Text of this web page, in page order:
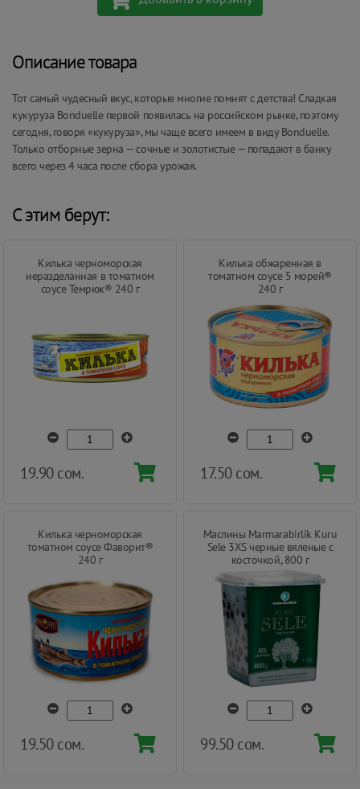
Описание товара
Тот самый чудесный вкус, которые многие помнят с детства! Сладкая
кукуруза Bonduelle первой появилась на российском рынке, поэтому
сегодня, говоря «кукуруза», мы чаще всего имеем в виду Bonduelle.
Только отборные зерна — сочные и золотистые — попадают в банку
всего через 4 часа после сбора урожая.
С этим берут:
Килька черноморская
неразделанная в томатном
соусе Темрюк® 240 г
19.90 сом.
Килька обжаренная в
томатном соусе 5 морей®
240 г
17.50 сом.
Килька черноморская
томатном соусе Фаворит®
240 г
19.50 сом.
Маслины Marmarabirlik Kuru
Sele 3XS черные вяленые с
косточкой, 800 г
99.50 сом.